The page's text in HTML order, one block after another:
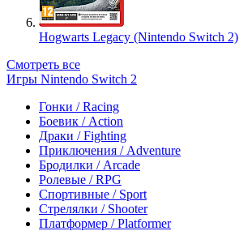
Hogwarts Legacy (Nintendo Switch 2)
Смотреть все
Игры Nintendo Switch 2
Гонки / Racing
Боевик / Action
Драки / Fighting
Приключения / Adventure
Бродилки / Arcade
Ролевые / RPG
Спортивные / Sport
Стрелялки / Shooter
Платформер / Platformer